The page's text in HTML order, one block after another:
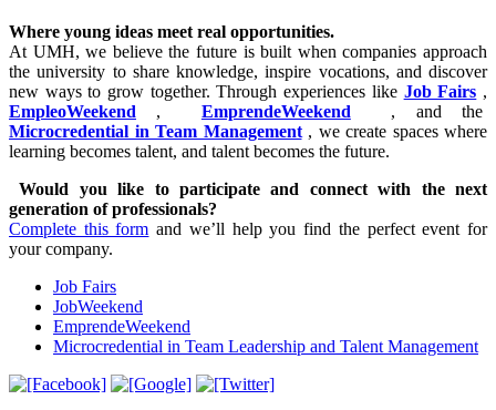
Where young ideas meet real opportunities.
At UMH, we believe the future is built when companies approach
the university to share knowledge, inspire vocations, and discover
new ways to grow together. Through experiences like Job Fairs ,
EmpleoWeekend , EmprendeWeekend , and the
Microcredential in Team Management, we create spaces where
learning becomes talent, and talent becomes the future.
Would you like to participate and connect with the next
generation of professionals?
Complete this form and we’ll help you find the perfect event for
your company.
Job Fairs
JobWeekend
EmprendeWeekend
Microcredential in Team Leadership and Talent Management